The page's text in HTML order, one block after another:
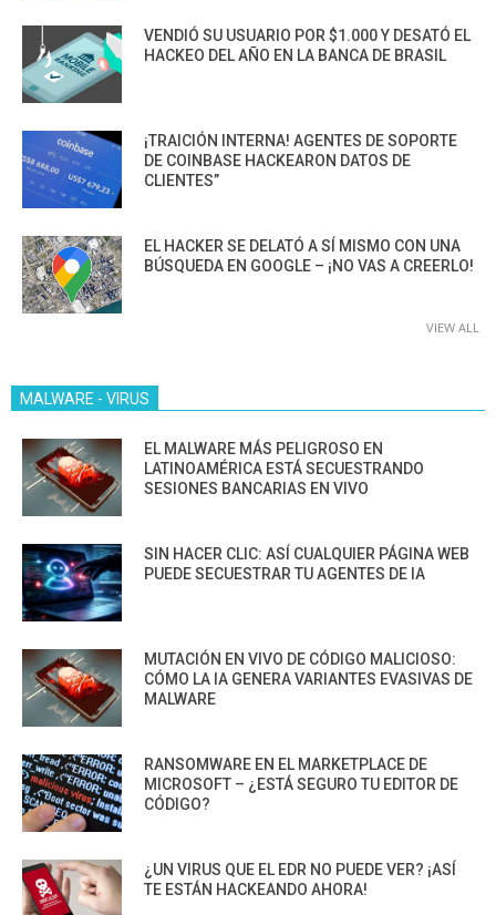
VENDIÓ SU USUARIO POR $1.000 Y DESATÓ EL
HACKEO DEL AÑO EN LA BANCA DE BRASIL
¡TRAICIÓN INTERNA! AGENTES DE SOPORTE
DE COINBASE HACKEARON DATOS DE
CLIENTES”
EL HACKER SE DELATÓ A SÍ MISMO CON UNA
BÚSQUEDA EN GOOGLE – ¡NO VAS A CREERLO!
VIEW ALL
MALWARE - VIRUS
EL MALWARE MÁS PELIGROSO EN
LATINOAMÉRICA ESTÁ SECUESTRANDO
SESIONES BANCARIAS EN VIVO
SIN HACER CLIC: ASÍ CUALQUIER PÁGINA WEB
PUEDE SECUESTRAR TU AGENTES DE IA
MUTACIÓN EN VIVO DE CÓDIGO MALICIOSO:
CÓMO LA IA GENERA VARIANTES EVASIVAS DE
MALWARE
RANSOMWARE EN EL MARKETPLACE DE
MICROSOFT – ¿ESTÁ SEGURO TU EDITOR DE
CÓDIGO?
¿UN VIRUS QUE EL EDR NO PUEDE VER? ¡ASÍ
TE ESTÁN HACKEANDO AHORA!